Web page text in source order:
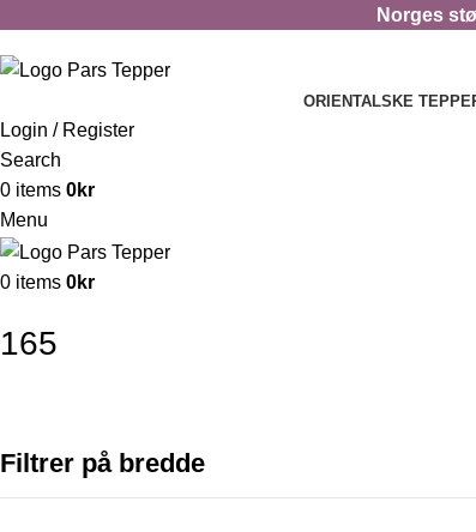
Norges
ORIENTALSKE
Login / Register
Search
0 items 0kr
Menu
0 items 0kr
165
Filtrer på bredde